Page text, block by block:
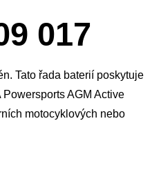
017
Tato řada baterií poskytuje
AGM Active
motocyklových nebo